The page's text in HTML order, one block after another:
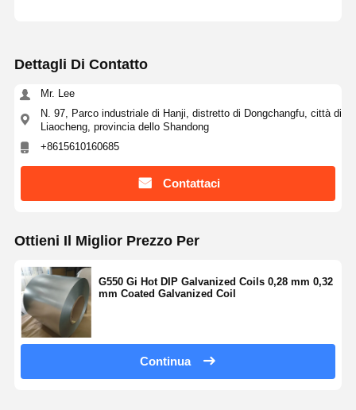
Dettagli Di Contatto
Mr. Lee
N. 97, Parco industriale di Hanji, distretto di Dongchangfu, città di
Liaocheng, provincia dello Shandong
+8615610160685
Contattaci
Ottieni Il Miglior Prezzo Per
G550 Gi Hot DIP Galvanized Coils 0,28 mm 0,32
mm Coated Galvanized Coil
Continua